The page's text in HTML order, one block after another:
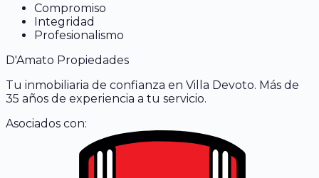
Compromiso
Integridad
Profesionalismo
D'Amato Propiedades
Tu inmobiliaria de confianza en Villa Devoto. Más de
35 años de experiencia a tu servicio.
Asociados con: